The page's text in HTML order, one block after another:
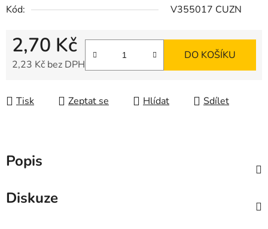
Kód:
V355017 CUZN
2,70 Kč
2,23 Kč bez DPH
DO KOŠÍKU
Tisk Zeptat se Hlídat Sdílet
Popis
Diskuze